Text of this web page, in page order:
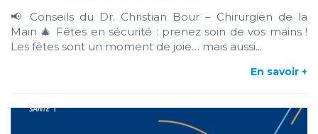
📢 Conseils du Dr. Christian Bour – Chirurgien de la
Main 🎄 Fêtes en sécurité : prenez soin de vos mains !
Les fêtes sont un moment de joie… mais aussi...
En savoir +